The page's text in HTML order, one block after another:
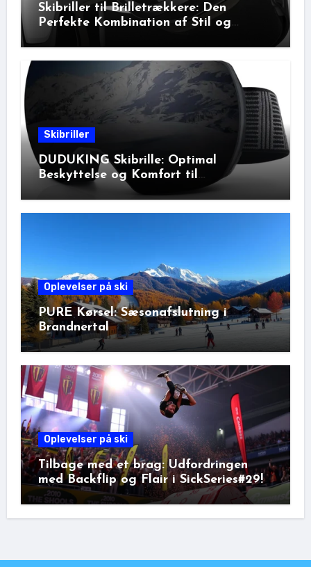
Skibriller til Brilletrækkere: Den
Perfekte Kombination af Stil og
Beskyttelse
Skibriller
DUDUKING Skibrille: Optimal
Beskyttelse og Komfort til
Vinteraktiviteter
Oplevelser på ski
PURE Kørsel: Sæsonafslutning i
Brandnertal
Oplevelser på ski
Tilbage med et brag: Udfordringen
med Backflip og Flair i SickSeries#29!